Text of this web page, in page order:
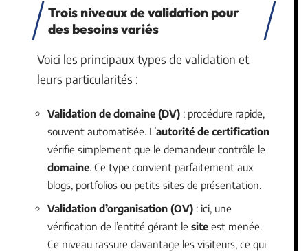
Trois niveaux de validation pour
des besoins variés
Voici les principaux types de validation et
leurs particularités :
Validation de domaine (DV) : procédure rapide,
souvent automatisée. L’autorité de certification
vérifie simplement que le demandeur contrôle le
domaine. Ce type convient parfaitement aux
blogs, portfolios ou petits sites de présentation.
Validation d’organisation (OV) : ici, une
vérification de l’entité gérant le site est menée.
Ce niveau rassure davantage les visiteurs, ce qui